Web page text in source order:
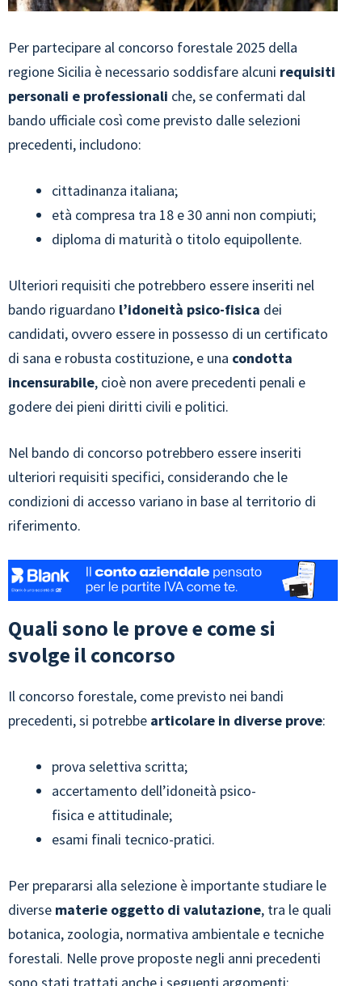
Per partecipare al concorso forestale 2025 della
regione Sicilia è necessario soddisfare alcuni requisiti
personali e professionali che, se confermati dal
bando ufficiale così come previsto dalle selezioni
precedenti, includono:
cittadinanza italiana;
età compresa tra 18 e 30 anni non compiuti;
diploma di maturità o titolo equipollente.
Ulteriori requisiti che potrebbero essere inseriti nel
bando riguardano l’idoneità psico-fisica dei
candidati, ovvero essere in possesso di un certificato
di sana e robusta costituzione, e una condotta
incensurabile, cioè non avere precedenti penali e
godere dei pieni diritti civili e politici.
Nel bando di concorso potrebbero essere inseriti
ulteriori requisiti specifici, considerando che le
condizioni di accesso variano in base al territorio di
riferimento.
Quali sono le prove e come si
svolge il concorso
Il concorso forestale, come previsto nei bandi
precedenti, si potrebbe articolare in diverse prove:
prova selettiva scritta;
accertamento dell’idoneità psico-
fisica e attitudinale;
esami finali tecnico-pratici.
Per prepararsi alla selezione è importante studiare le
diverse materie oggetto di valutazione, tra le quali
botanica, zoologia, normativa ambientale e tecniche
forestali. Nelle prove proposte negli anni precedenti
sono stati trattati anche i seguenti argomenti: